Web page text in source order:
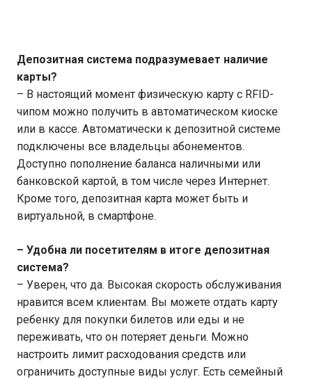
Депозитная система подразумевает наличие
карты?
– В настоящий момент физическую карту с RFID-
чипом можно получить в автоматическом киоске
или в кассе. Автоматически к депозитной системе
подключены все владельцы абонементов.
Доступно пополнение баланса наличными или
банковской картой, в том числе через Интернет.
Кроме того, депозитная карта может быть и
виртуальной, в смартфоне.
– Удобна ли посетителям в итоге депозитная
система?
– Уверен, что да. Высокая скорость обслуживания
нравится всем клиентам. Вы можете отдать карту
ребенку для покупки билетов или еды и не
переживать, что он потеряет деньги. Можно
настроить лимит расходования средств или
ограничить доступные виды услуг. Есть семейный